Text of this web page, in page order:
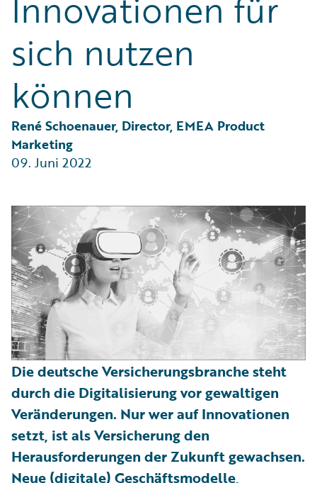
Partner Perspective
Technology
Trends
sich nutzen
können
René Schoenauer, Director, EMEA Product
Marketing
09. Juni 2022
Die deutsche Versicherungsbranche steht
durch die Digitalisierung vor gewaltigen
Veränderungen. Nur wer auf Innovationen
setzt, ist als Versicherung den
Herausforderungen der Zukunft gewachsen.
Neue (digitale) Geschäftsmodelle,